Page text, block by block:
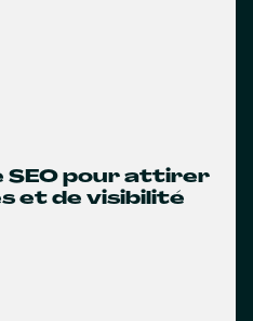
SEO pour attirer
et de visibilité